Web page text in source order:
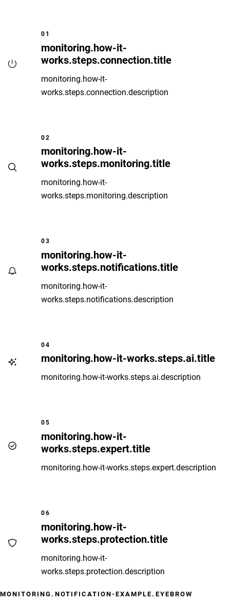
01
monitoring.how-it-
works.steps.connection.title
monitoring.how-it-
works.steps.connection.description
02
monitoring.how-it-
works.steps.monitoring.title
monitoring.how-it-
works.steps.monitoring.description
03
monitoring.how-it-
works.steps.notifications.title
monitoring.how-it-
works.steps.notifications.description
04
monitoring.how-it-works.steps.ai.title
monitoring.how-it-works.steps.ai.description
05
monitoring.how-it-
works.steps.expert.title
monitoring.how-it-works.steps.expert.description
06
monitoring.how-it-
works.steps.protection.title
monitoring.how-it-
works.steps.protection.description
MONITORING.NOTIFICATION-EXAMPLE.EYEBROW